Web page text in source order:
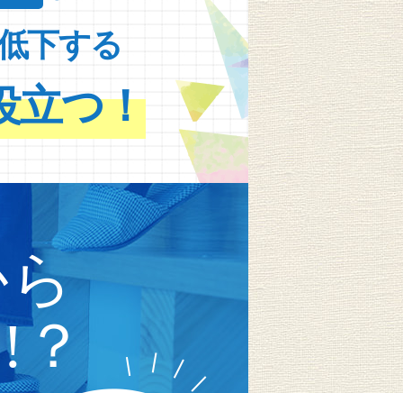
下する
立つ！